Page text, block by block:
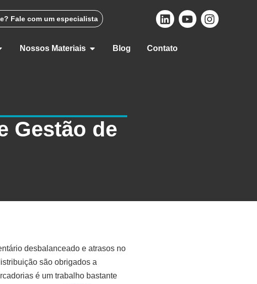
Fale com um especialista
Nossos Materiais Blog Contato
Gestão de
desbalanceado e atrasos no
são obrigados a
é um trabalho bastante